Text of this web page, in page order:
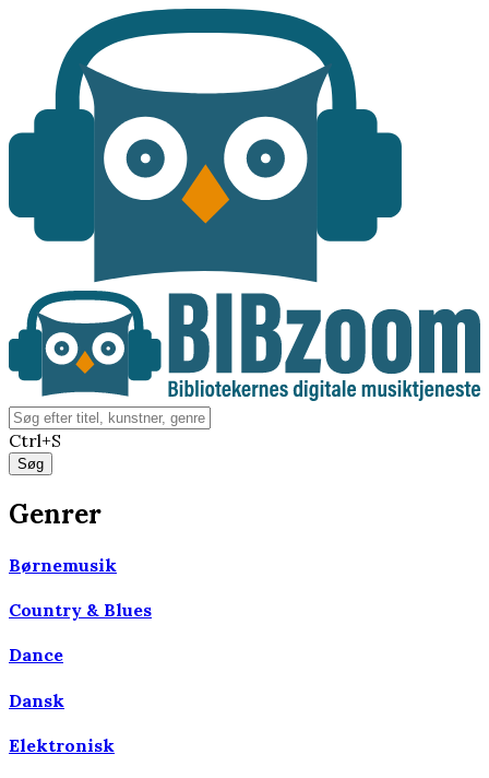
Ctrl+S
Genrer
Børnemusik
Country & Blues
Dance
Dansk
Elektronisk